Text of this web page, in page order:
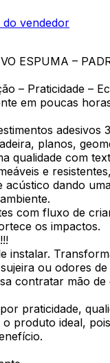
vendedor
ESPUMA –
– Praticidade –
em poucas
adesivos
planos,
qualidade com
e
dando
com fluxo de
os impactos.
instalar.
ou odores
contratar mão de
praticidade,
o produto ideal,